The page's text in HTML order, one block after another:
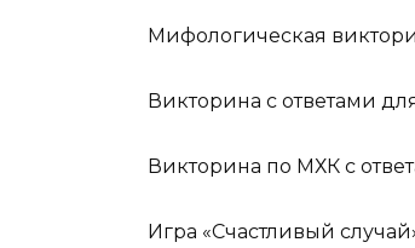
Мифологическая
Викторина с ответами
Викторина по МХК с
Игра «Счастливый